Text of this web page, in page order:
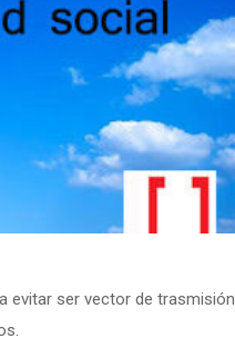
evitar ser vector de trasmisión